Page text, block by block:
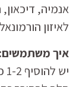
אנמיה,
לאיזון
איך משתמשים: